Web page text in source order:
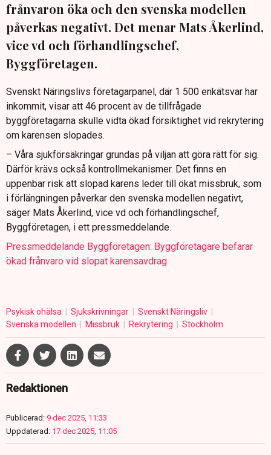
frånvaron öka och den svenska modellen
påverkas negativt. Det menar Mats Åkerlind,
vice vd och förhandlingschef,
Byggföretagen.
Svenskt Näringslivs företagarpanel, där 1 500 enkätsvar har
inkommit, visar att 46 procent av de tillfrågade
byggföretagarna skulle vidta ökad försiktighet vid rekrytering
om karensen slopades.
– Våra sjukförsäkringar grundas på viljan att göra rätt för sig.
Därför krävs också kontrollmekanismer. Det finns en
uppenbar risk att slopad karens leder till ökat missbruk, som
i förlängningen påverkar den svenska modellen negativt,
säger Mats Åkerlind, vice vd och förhandlingschef,
Byggföretagen, i ett pressmeddelande.
Pressmeddelande Byggföretagen: Byggföretagare befarar
ökad frånvaro vid slopat karensavdrag
Psykisk ohälsa Sjukskrivningar
Svenskt Näringsliv
Svenska modellen
Missbruk Rekrytering Stockholm
Redaktionen
Publicerad: 9 dec 2025, 11:33
Uppdaterad: 17 dec 2025, 11:05